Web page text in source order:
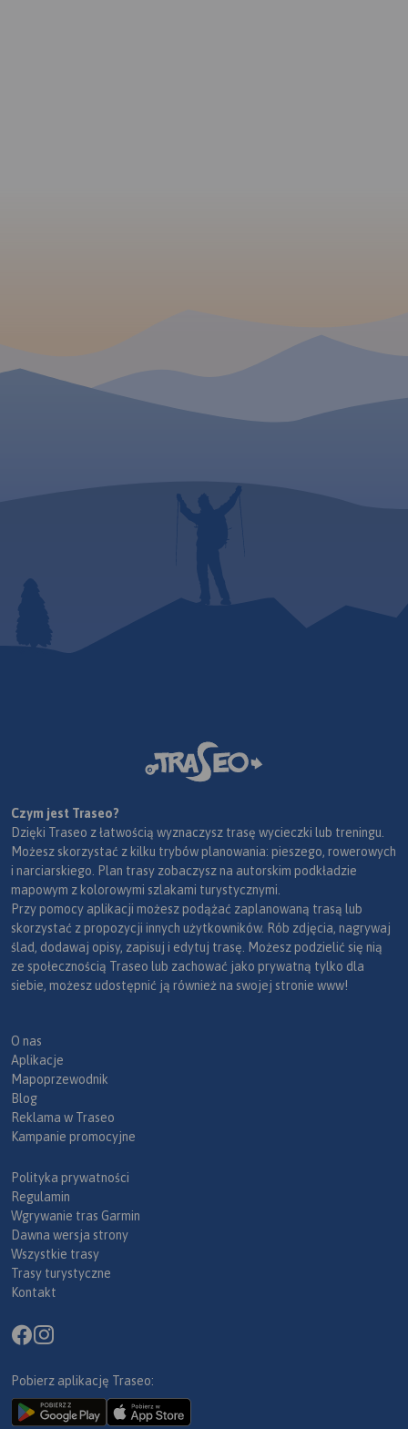
Czym jest Traseo?
Dzięki Traseo z łatwością wyznaczysz trasę wycieczki lub treningu.
Możesz skorzystać z kilku trybów planowania: pieszego, rowerowych
i narciarskiego. Plan trasy zobaczysz na autorskim podkładzie
mapowym z kolorowymi szlakami turystycznymi.
Przy pomocy aplikacji możesz podążać zaplanowaną trasą lub
skorzystać z propozycji innych użytkowników. Rób zdjęcia, nagrywaj
ślad, dodawaj opisy, zapisuj i edytuj trasę. Możesz podzielić się nią
ze społecznością Traseo lub zachować jako prywatną tylko dla
siebie, możesz udostępnić ją również na swojej stronie www!
O nas
Aplikacje
Mapoprzewodnik
Blog
Reklama w Traseo
Kampanie promocyjne
Polityka prywatności
Regulamin
Wgrywanie tras Garmin
Dawna wersja strony
Wszystkie trasy
Trasy turystyczne
Kontakt
Pobierz aplikację Traseo: